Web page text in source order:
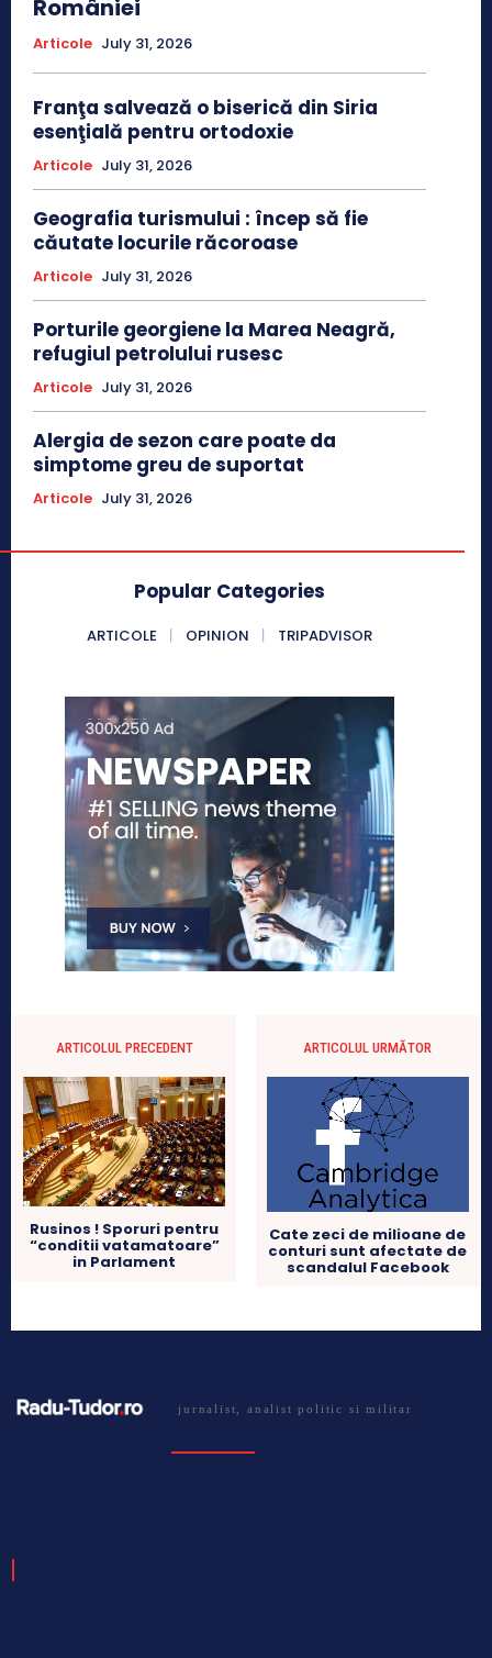
României
Articole July 31, 2026
Franţa salvează o biserică din Siria
esenţială pentru ortodoxie
Articole July 31, 2026
Geografia turismului : încep să fie
căutate locurile răcoroase
Articole July 31, 2026
Porturile georgiene la Marea Neagră,
refugiul petrolului rusesc
Articole July 31, 2026
Alergia de sezon care poate da
simptome greu de suportat
Articole July 31, 2026
Popular Categories
ARTICOLE OPINION TRIPADVISOR
ARTICOLUL PRECEDENT
Rusinos ! Sporuri pentru
“conditii vatamatoare”
in Parlament
ARTICOLUL URMĂTOR
Cate zeci de milioane de
conturi sunt afectate de
scandalul Facebook
jurnalist, analist politic si militar